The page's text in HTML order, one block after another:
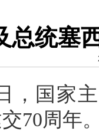
总统塞
，国家
70周年